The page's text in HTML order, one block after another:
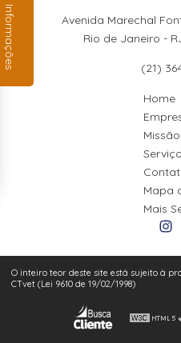
Avenida Marechal
Rio de Janeiro -
(21)
Home
Missão
Mapa
Mais
O inteiro teor deste site está sujeito à
CTvet (Lei 9610 de 19/02/1998)
Informações